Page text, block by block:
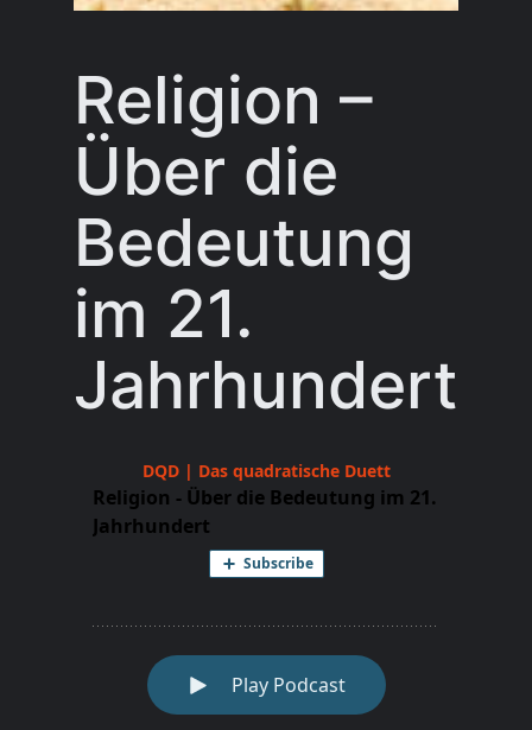
Religion –
Über die
Bedeutung
im 21.
Jahrhundert